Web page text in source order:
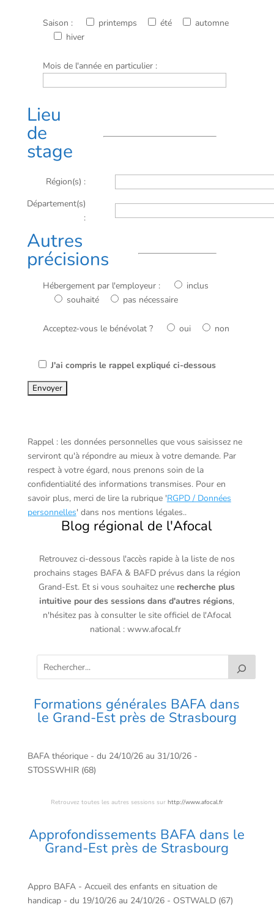
Saison : printemps été
automne
hiver
Mois de l'année en particulier :
Lieu
de
stage
Région(s) :
Département(s)
:
Autres
précisions
Hébergement par l'employeur :
inclus
souhaité
pas nécessaire
Acceptez-vous le bénévolat ? oui non
J'ai compris le rappel expliqué ci-dessous
Rappel : les données personnelles que vous saisissez ne
serviront qu'à répondre au mieux à votre demande. Par
respect à votre égard, nous prenons soin de la
confidentialité des informations transmises. Pour en
savoir plus, merci de lire la rubrique 'RGPD / Données
personnelles' dans nos mentions légales..
Blog régional de l'Afocal
Retrouvez ci-dessous l'accès rapide à la liste de nos
prochains stages BAFA & BAFD prévus dans la région
Grand-Est. Et si vous souhaitez une recherche plus
intuitive pour des sessions dans d'autres régions,
n'hésitez pas à consulter le site officiel de l'Afocal
national :www.afocal.fr
Formations générales BAFA dans
le Grand-Est près de Strasbourg
BAFA théorique - du 24/10/26 au 31/10/26 -
STOSSWHIR (68)
Retrouvez toutes les autres sessions sur http://www.afocal.fr
Approfondissements BAFA dans le
Grand-Est près de Strasbourg
Appro BAFA - Accueil des enfants en situation de
handicap - du 19/10/26 au 24/10/26 - OSTWALD (67)